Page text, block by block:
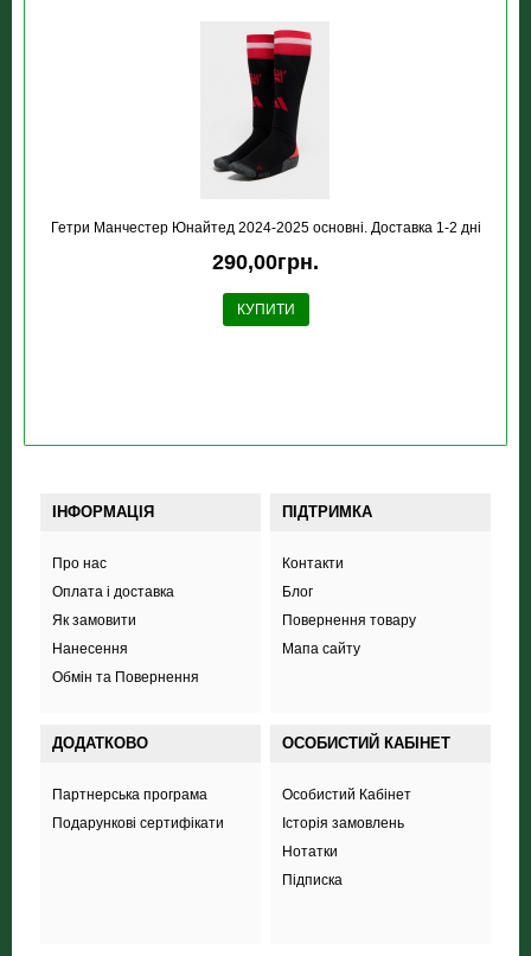
Гетри Манчестер Юнайтед 2024-2025 основні. Доставка 1-2 дні
290,00грн.
КУПИТИ
ІНФОРМАЦІЯ
Про нас
Оплата і доставка
Як замовити
Нанесення
Обмін та Повернення
ПІДТРИМКА
Контакти
Блог
Повернення товару
Мапа сайту
ДОДАТКОВО
Партнерська програма
Подарункові сертифікати
ОСОБИСТИЙ КАБІНЕТ
Особистий Кабінет
Історія замовлень
Нотатки
Підписка